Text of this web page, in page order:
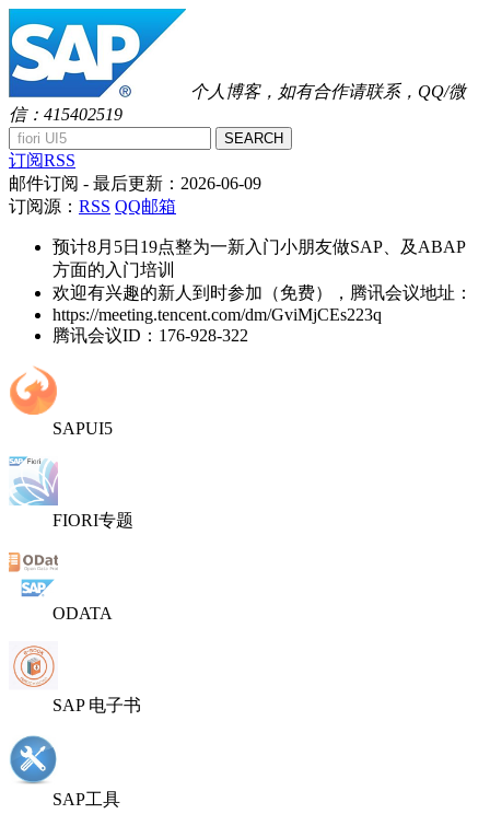
个人博客，如有合作请联系，QQ/微
信：415402519
SEARCH
订阅RSS
邮件订阅 - 最后更新： 2026-06-09
订阅源： RSS QQ邮箱
预计8月5日19点整为一新入门小朋友做SAP、及ABAP
方面的入门培训
欢迎有兴趣的新人到时参加（免费），腾讯会议地址：
https://meeting.tencent.com/dm/GviMjCEs223q
腾讯会议ID：176-928-322
SAPUI5
FIORI专题
ODATA
SAP 电子书
SAP工具